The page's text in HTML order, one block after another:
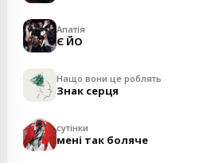
Апатія
Є ЙО
Нащо вони це роблять
Знак серця
сутінки
мені так боляче